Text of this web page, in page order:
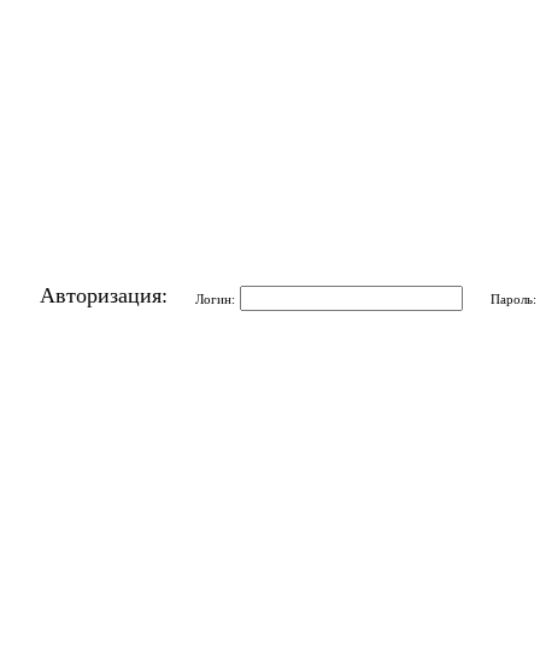
Авторизация: Логин: Пароль: